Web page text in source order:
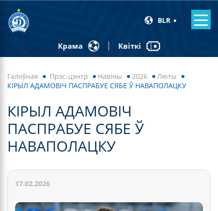
BLR
Крама Квіткі
Галоўная Прэс-цэнтр Навiны 2026
Люты
КІРЫЛ АДАМОВІЧ ПАСПРАБУЕ СЯБЕ Ў НАВАПОЛАЦКУ
КІРЫЛ АДАМОВІЧ
ПАСПРАБУЕ СЯБЕ Ў
НАВАПОЛАЦКУ
17.02.2026